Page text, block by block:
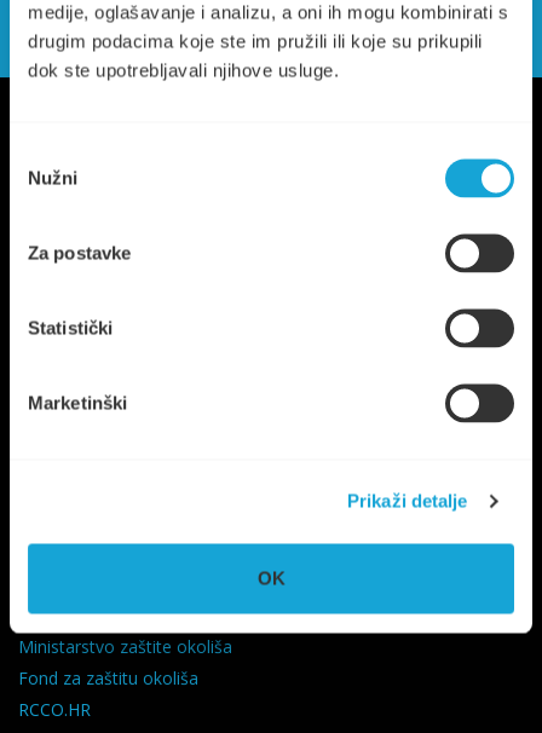
medije, oglašavanje i analizu, a oni ih mogu kombinirati s
drugim podacima koje ste im pružili ili koje su prikupili
dok ste upotrebljavali njihove usluge.
pristanka
Nužni
Za postavke
Statistički
Marketinški
Prikaži detalje
OK
NAUTIKA
Grad Stari Grad
Vlada RH
Ministarstvo zaštite okoliša
Fond za zaštitu okoliša
RCCO.HR